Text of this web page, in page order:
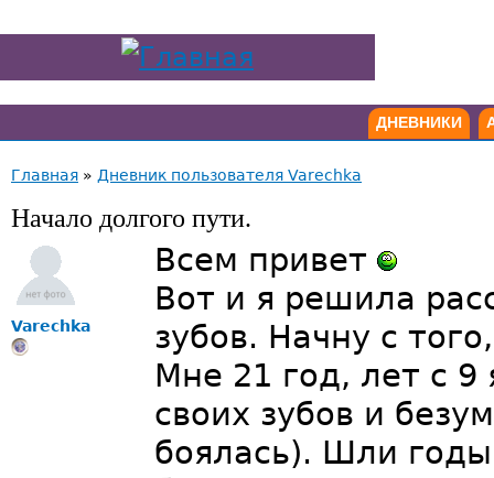
ДНЕВНИКИ
Главная » Дневник пользователя Varechka
Начало долгого пути.
Varechka
Всем привет
Вот и я решила
зубов. Начну с
Мне 21 год, лет с
своих зубов и
боялась). Шли